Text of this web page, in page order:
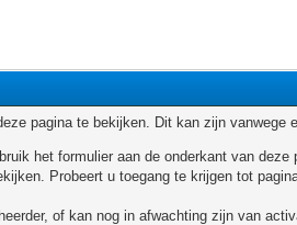
pagina te bekijken. Dit kan zijn vanwege
het formulier aan de onderkant van
Probeert u toegang te krijgen tot
of kan nog in afwachting zijn van